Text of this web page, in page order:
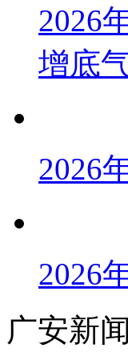
2026
增底
2026
2026
广安新